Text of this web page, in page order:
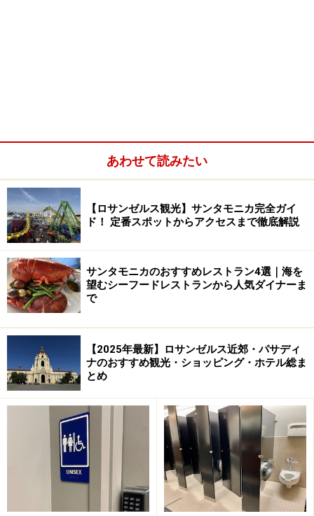
あわせて読みたい
【ロサンゼルス観光】サンタモニカ完全ガイ
ド！ 定番スポットからアクセスまで徹底解説
サンタモニカのおすすめレストラン4選｜海を
望むシーフードレストランから人気ダイナーま
で
【2025年最新】ロサンゼルス近郊・パサディ
ナのおすすめ観光・ショッピング・ホテル総ま
とめ